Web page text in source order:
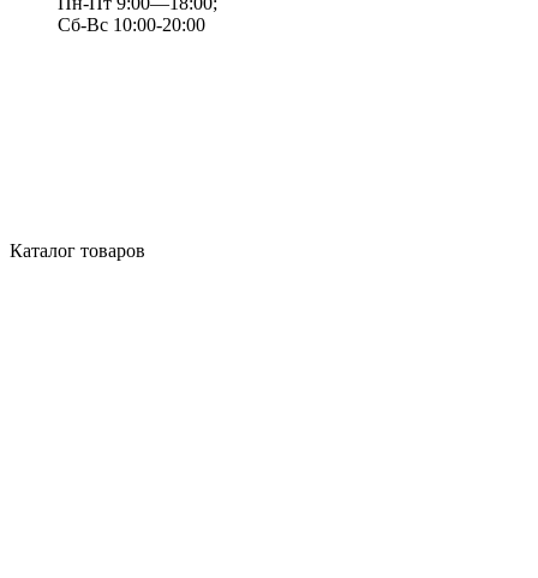
Сб-Вс 10:00-20:00
Каталог товаров